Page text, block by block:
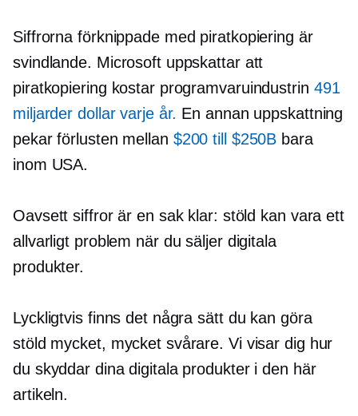
Siffrorna förknippade med piratkopiering är
svindlande. Microsoft uppskattar att
piratkopiering kostar programvaruindustrin 491
miljarder dollar varje år. En annan uppskattning
pekar förlusten mellan $200 till $250B bara
inom USA.
Oavsett siffror är en sak klar: stöld kan vara ett
allvarligt problem när du säljer digitala
produkter.
Lyckligtvis finns det några sätt du kan göra
stöld mycket, mycket svårare. Vi visar dig hur
du skyddar dina digitala produkter i den här
artikeln.